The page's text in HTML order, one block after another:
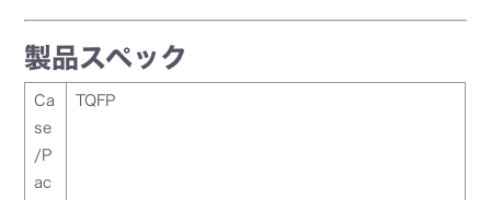
製品スペック
Ca
se
/P
ac
TQFP